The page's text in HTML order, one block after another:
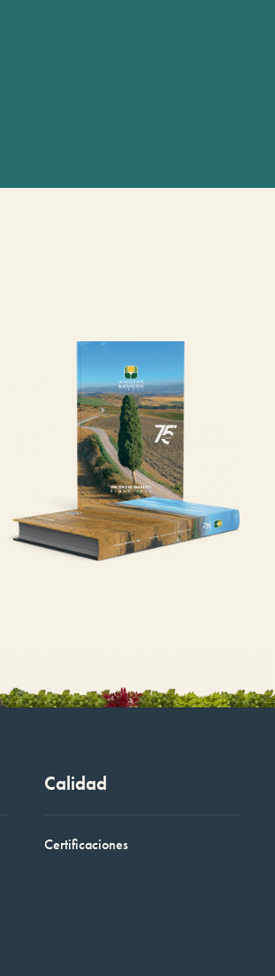
Calidad
Certificaciones